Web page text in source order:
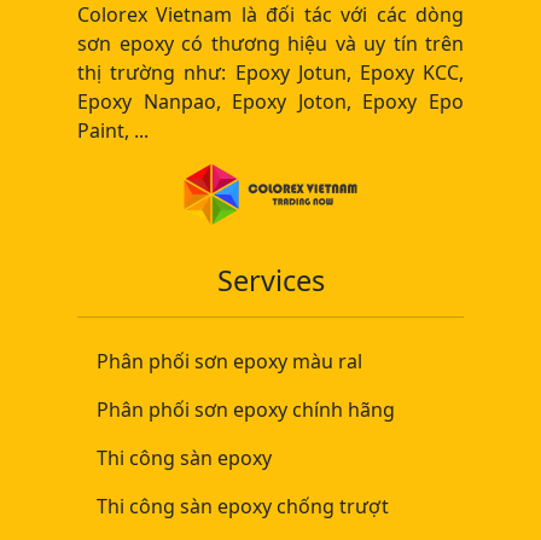
Colorex Vietnam là đối tác với các dòng
sơn epoxy có thương hiệu và uy tín trên
thị trường như: Epoxy Jotun, Epoxy KCC,
Epoxy Nanpao, Epoxy Joton, Epoxy Epo
Paint, ...
Services
Phân phối sơn epoxy màu ral
Phân phối sơn epoxy chính hãng
Thi công sàn epoxy
Thi công sàn epoxy chống trượt